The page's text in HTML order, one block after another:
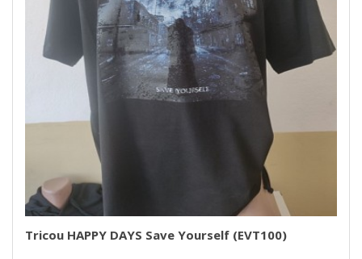
Tricou HAPPY DAYS Save Yourself (EVT100)